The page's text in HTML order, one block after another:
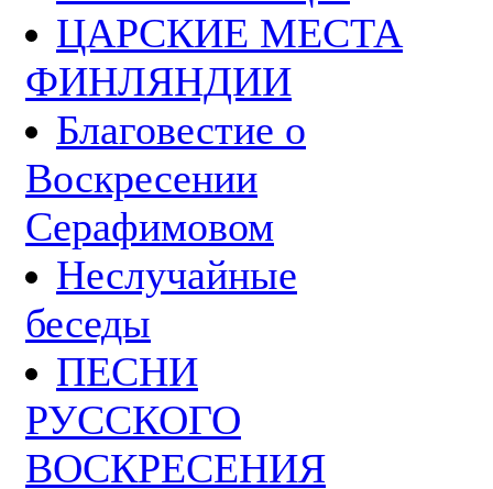
ЦАРСКИЕ МЕСТА
ФИНЛЯНДИИ
Благовестие о
Воскресении
Серафимовом
Неслучайные
беседы
ПЕСНИ
РУССКОГО
ВОСКРЕСЕНИЯ